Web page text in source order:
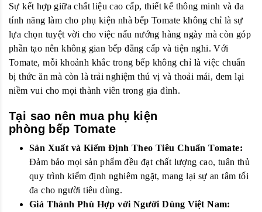
Sự kết hợp giữa chất liệu cao cấp, thiết kế thông minh và đa
tính năng làm cho phụ kiện nhà bếp Tomate không chỉ là sự
lựa chọn tuyệt vời cho việc nấu nướng hàng ngày mà còn góp
phần tạo nên không gian bếp đẳng cấp và tiện nghi. Với
Tomate, mỗi khoảnh khắc trong bếp không chỉ là việc chuẩn
bị thức ăn mà còn là trải nghiệm thú vị và thoải mái, đem lại
niềm vui cho mọi thành viên trong gia đình.
Tại sao nên mua phụ kiện
phòng bếp Tomate
Sản Xuất và Kiểm Định Theo Tiêu Chuẩn Tomate:
Đảm bảo mọi sản phẩm đều đạt chất lượng cao, tuân thủ
quy trình kiểm định nghiêm ngặt, mang lại sự an tâm tối
đa cho người tiêu dùng.
Giá Thành Phù Hợp với Người Dùng Việt Nam: